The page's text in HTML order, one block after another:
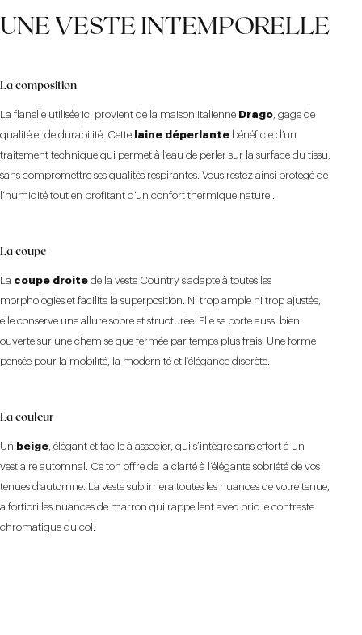
UNE VESTE INTEMPORELLE
La composition
La flanelle utilisée ici provient de la maison italienne Drago , gage de
qualité et de durabilité. Cette
laine déperlante bénéficie d’un
traitement technique qui permet à l’eau de perler sur la surface du tissu,
sans compromettre ses qualités respirantes. Vous restez ainsi protégé de
l’humidité tout en profitant d’un confort thermique naturel.
La coupe
La coupe droite de la veste Country s’adapte à toutes les
morphologies et facilite la superposition. Ni trop ample ni trop ajustée,
elle conserve une allure sobre et structurée. Elle se porte aussi bien
ouverte sur une chemise que fermée par temps plus frais. Une forme
pensée pour la mobilité, la modernité et l’élégance discrète.
La couleur
Un beige , élégant et facile à associer, qui s’intègre sans effort à un
vestiaire automnal. Ce ton offre de la clarté à l’élégante sobriété de vos
tenues d’automne. La veste sublimera toutes les nuances de votre tenue,
a fortiori les nuances de marron qui rappellent avec brio le contraste
chromatique du col.